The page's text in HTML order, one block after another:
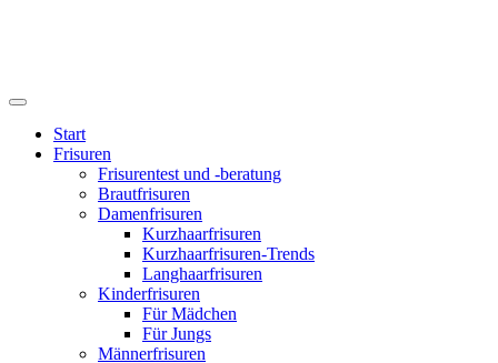
Start
Frisuren
Frisurentest und -beratung
Brautfrisuren
Damenfrisuren
Kurzhaarfrisuren
Kurzhaarfrisuren-Trends
Langhaarfrisuren
Kinderfrisuren
Für Mädchen
Für Jungs
Männerfrisuren